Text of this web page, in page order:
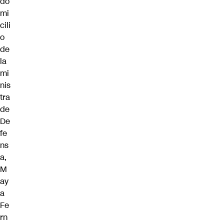
mi
cili
o
de
la
mi
nis
tra
de
De
fe
ns
a,
M
ay
a
Fe
rn